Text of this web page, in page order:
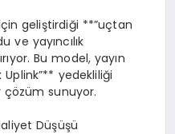
geliştirdiği **”uçtan
ve yayıncılık
Bu model, yayın
Uplink”** yedekliliği
sunuyor.
Düşüşü